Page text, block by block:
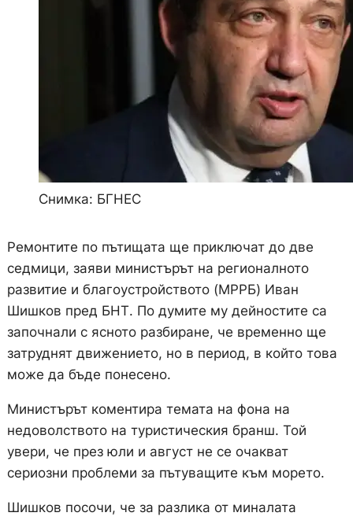
Снимка: БГНЕС
Ремонтите по пътищата ще приключат до две
седмици, заяви министърът на регионалното
развитие и благоустройството (МРРБ) Иван
Шишков пред БНТ. По думите му дейностите са
започнали с ясното разбиране, че временно ще
затруднят движението, но в период, в който това
може да бъде понесено.
Министърът коментира темата на фона на
недоволството на туристическия бранш. Той
увери, че през юли и август не се очакват
сериозни проблеми за пътуващите към морето.
Шишков посочи, че за разлика от миналата